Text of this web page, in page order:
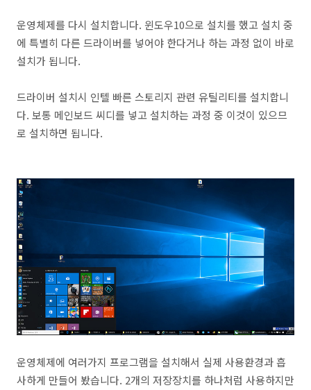
운영체제를 다시 설치합니다. 윈도우10으로 설치를 했고 설치 중
에 특별히 다른 드라이버를 넣어야 한다거나 하는 과정 없이 바로
설치가 됩니다.
드라이버 설치시 인텔 빠른 스토리지 관련 유틸리티를 설치합니
다. 보통 메인보드 씨디를 넣고 설치하는 과정 중 이것이 있으므
로 설치하면 됩니다.
운영체제에 여러가지 프로그램을 설치해서 실제 사용환경과 흡
사하게 만들어 봤습니다. 2개의 저장장치를 하나처럼 사용하지만